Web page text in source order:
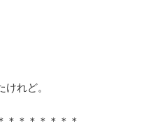
れど。
＊＊＊＊＊＊＊